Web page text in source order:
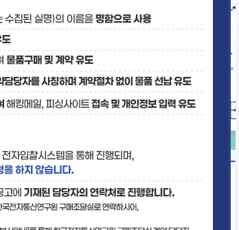
기획본부
사업화본부
행정본부
대외협력부
기술사업화플랫폼/기술이전